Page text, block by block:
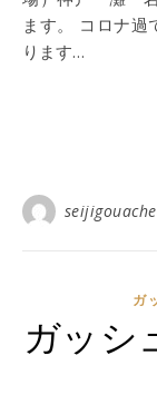
ます。 コロナ過
ります…
ガ
ガッシ